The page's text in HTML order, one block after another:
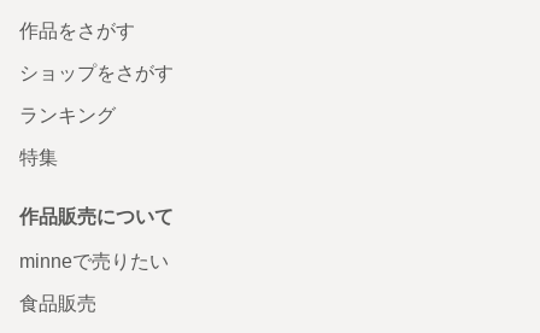
作品をさがす
ショップをさがす
ランキング
特集
作品販売について
minneで売りたい
食品販売